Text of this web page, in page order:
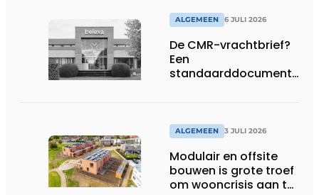
ALGEMEEN 6 JULI 2026
De CMR-vrachtbrief?
Een
standaarddocument
ALGEMEEN 3 JULI 2026
Modulair en offsite
bouwen is grote troef
om wooncrisis aan te